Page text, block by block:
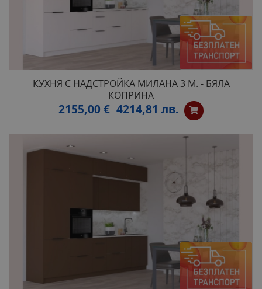
КУХНЯ С НАДСТРОЙКА МИЛАНА 3 М. - БЯЛА
КОПРИНА
2155,00 € 4214,81 лв.